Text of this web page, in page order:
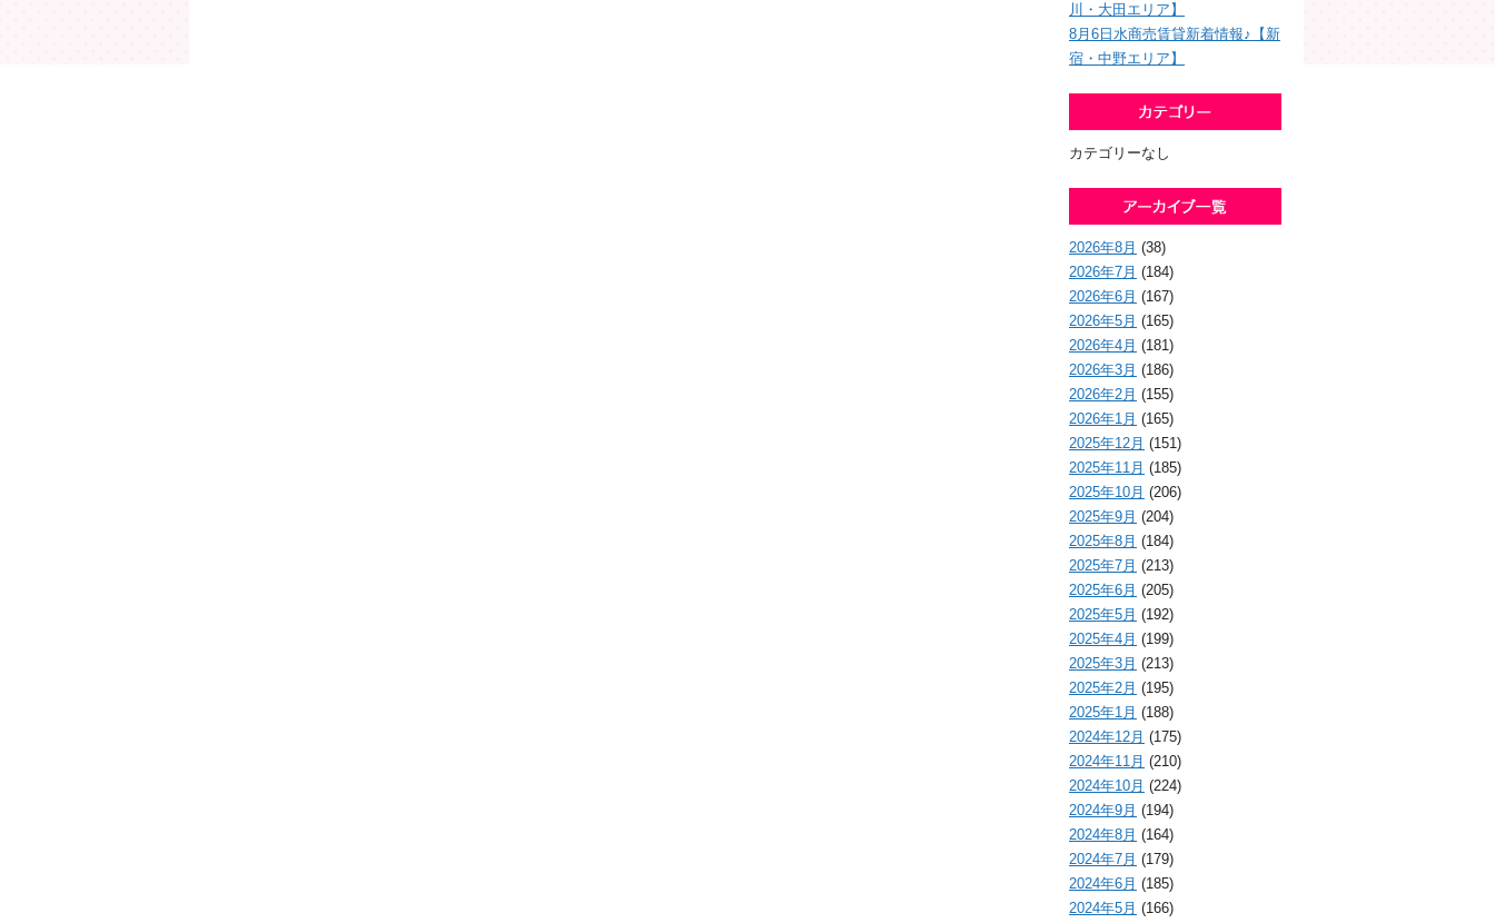
川・大田エリア】
8月6日水商売賃貸新着情報♪【新
宿・中野エリア】
カテゴリーなし
2026年8月 (38)
2026年7月 (184)
2026年6月 (167)
2026年5月 (165)
2026年4月 (181)
2026年3月 (186)
2026年2月 (155)
2026年1月 (165)
2025年12月 (151)
2025年11月 (185)
2025年10月 (206)
2025年9月 (204)
2025年8月 (184)
2025年7月 (213)
2025年6月 (205)
2025年5月 (192)
2025年4月 (199)
2025年3月 (213)
2025年2月 (195)
2025年1月 (188)
2024年12月 (175)
2024年11月 (210)
2024年10月 (224)
2024年9月 (194)
2024年8月 (164)
2024年7月 (179)
2024年6月 (185)
2024年5月 (166)